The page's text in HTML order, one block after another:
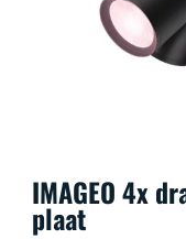
IMAGEO 4x
plaat